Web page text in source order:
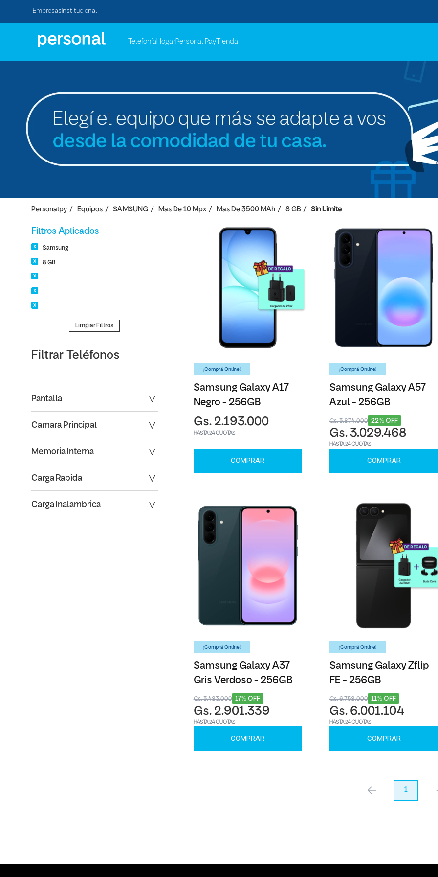
Empresas Institucional
TelefoníaHogarPersonal Pay Tienda
Personalpy Equipos SAMSUNG Mas De 10 Mpx Mas De 3500 MAh 8 GB Sin Limite
Filtros Aplicados
Samsung
8 GB
Limpiar Filtros
Filtrar Teléfonos
Pantalla
Carga Rapida
Camara Principal
Carga Inalambrica
Memoria Interna
¡Comprá Online!
Samsung Galaxy A17
Negro - 256GB
Gs. 2.193.000
HASTA 24 CUOTAS
COMPRAR
¡Comprá Online!
Samsung Galaxy A57
Azul - 256GB
22% OFF
Gs. 3.874.000
Gs. 3.029.468
HASTA 24 CUOTAS
COMPRAR
¡Comprá Online!
Samsung Galaxy A37
Gris Verdoso - 256GB
17% OFF
Gs. 3.483.000
Gs. 2.901.339
HASTA 24 CUOTAS
COMPRAR
¡Comprá Online!
Samsung Galaxy Zflip
FE - 256GB
11% OFF
Gs. 6.758.000
Gs. 6.001.104
HASTA 24 CUOTAS
COMPRAR
anterior 1